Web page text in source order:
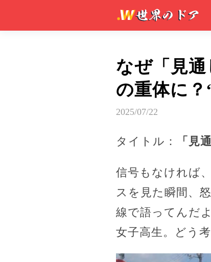
なぜ「見
の重体に
2025/07/22
タイトル： 「見
信号もなければ
スを見た瞬間、
線で語ってんだ
女子高生。どう